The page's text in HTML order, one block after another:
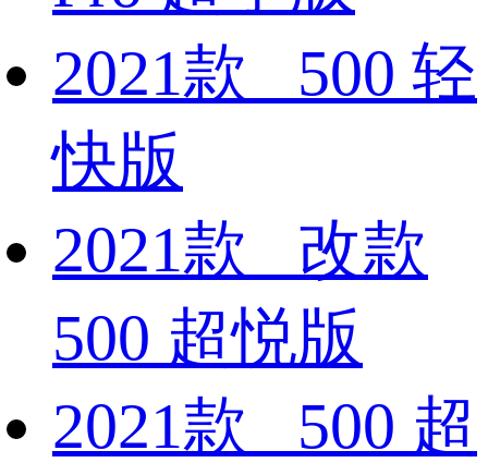
2021款 500 轻
快版
2021款 改款
500 超悦版
2021款 500 超